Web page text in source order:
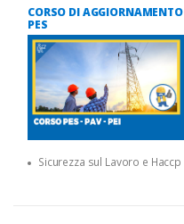
CORSO DI AGGIORNAMENTO
PES
Sicurezza sul Lavoro e Haccp